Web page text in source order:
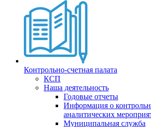
Контрольно-счетная палата
КСП
Наша деятельность
Годовые отчеты
Информация о
аналитических
Муниципальная служба